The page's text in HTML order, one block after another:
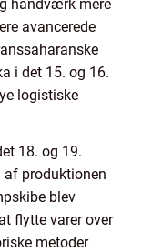
håndværk mere
avancerede
i det 15. og 16.
logistiske
18. og 19.
af produktionen
blev
flytte varer over
metoder